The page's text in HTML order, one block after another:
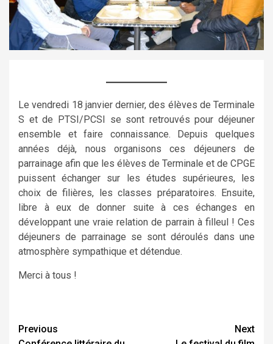
Le vendredi 18 janvier dernier, des élèves de Terminale
S et de PTSI/PCSI se sont retrouvés pour déjeuner
ensemble et faire connaissance. Depuis quelques
années déjà, nous organisons ces déjeuners de
parrainage afin que les élèves de Terminale et de CPGE
puissent échanger sur les études supérieures, les
choix de filières, les classes préparatoires. Ensuite,
libre à eux de donner suite à ces échanges en
développant une vraie relation de parrain à filleul ! Ces
déjeuners de parrainage se sont déroulés dans une
atmosphère sympathique et détendue.
Merci à tous !
Continue
Previous
Next